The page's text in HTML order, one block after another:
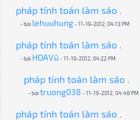
pháp tính toán làm sáo .
- bởi lehuuhung- 11-19-2012, 04:13 PM
pháp tính toán làm sáo .
- bởi HOAVũ - 11-19-2012, 04:22 PM
pháp tính toán làm sáo .
- bởitruong038 - 11-19-2012, 04:48 PM
pháp tính toán làm sáo .